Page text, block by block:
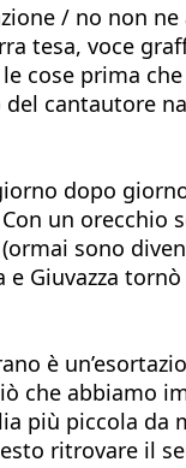
/ no non
tesa, voce
cose prima che
cantautore
dopo
un orecchio
sono
Giuvazza tornò
è
che abbiamo
più piccola da
ritrovare il